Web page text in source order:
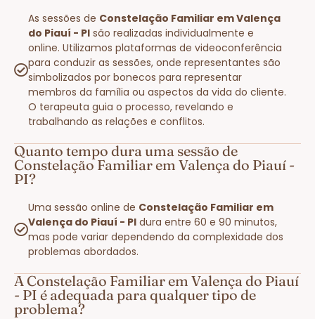
As sessões de Constelação Familiar em Valença
do Piauí - PI são realizadas individualmente e
online. Utilizamos plataformas de videoconferência
para conduzir as sessões, onde representantes são
simbolizados por bonecos para representar
membros da família ou aspectos da vida do cliente.
O terapeuta guia o processo, revelando e
trabalhando as relações e conflitos.
Quanto tempo dura uma sessão de
Constelação Familiar em Valença do Piauí -
PI?
Uma sessão online de Constelação Familiar em
Valença do Piauí - PI dura entre 60 e 90 minutos,
mas pode variar dependendo da complexidade dos
problemas abordados.
A Constelação Familiar em Valença do Piauí
- PI é adequada para qualquer tipo de
problema?